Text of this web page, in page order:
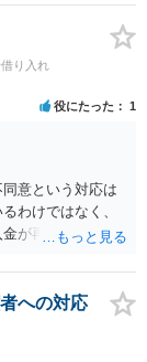
相談の案件につ
手にしない方が
現実的には難しい
り入れ
役にたった 1
意という対応は
わけではなく、
が再生債権の総
いて確認や根回
ではないかと思
よいと思いま
への対応